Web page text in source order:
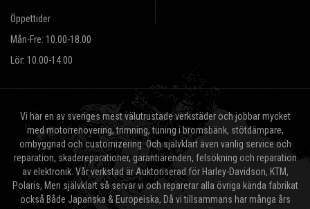
Öppettider
Mån-Fre: 10.00-18.00
Lör: 10.00-14.00
Vi har en av sveriges mest välutrustade verkstäder och jobbar mycket
med motorrenovering, trimning, tuning i bromsbänk, stötdämpare,
ombyggnad och customizering. Och självklart även vanlig service och
reparation, skadereparationer, garantiärenden, felsökning och reparation
av elektronik. Vår verkstad är Auktoriserad för Harley-Davidson, KTM,
Polaris, Men självklart så servar vi och reparerar alla övriga kända fabrikat
också Både Japanska & Europeiska, Då vi tillsammans har många års